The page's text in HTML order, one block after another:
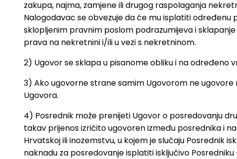
zakupa, najma, zamjene ili drugog raspolaganja
Nalogodavac se obvezuje da će mu isplatiti
sklopljenim pravnim poslom podrazumijeva i
prava na nekretnini i/ili u vezi s nekretninom.
2) Ugovor se sklapa u pisanome obliku i na određeno
3) Ako ugovorne strane samim Ugovorom ne ugovore
Ugovora.
4) Posrednik može prenijeti Ugovor o posredovanju
takav prijenos izričito ugovoren između posrednika i
Hrvatskoj ili inozemstvu, u kojem je slučaju Posrednik
naknadu za posredovanje isplatiti isključivo